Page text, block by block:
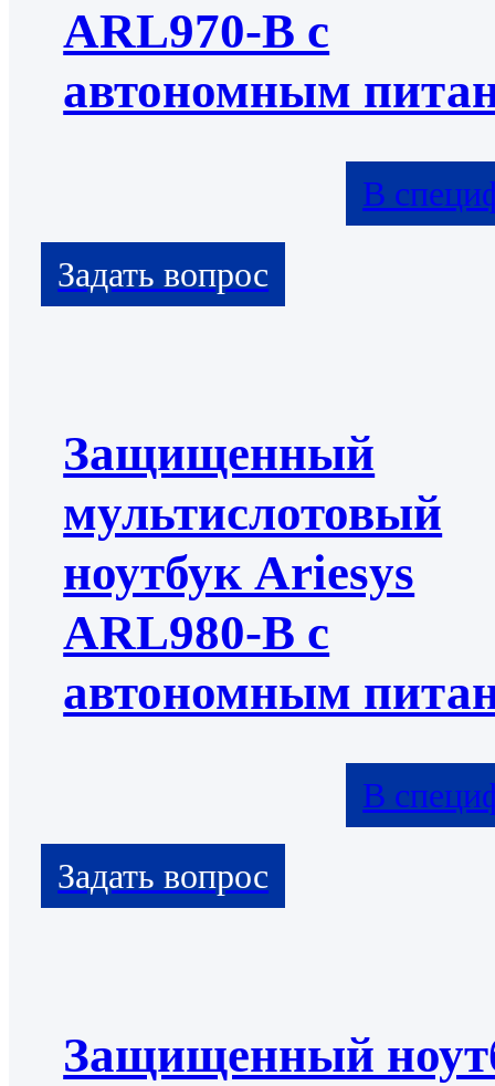
ARL970-B с
автономным
В
Защищенный
мультислотовый
ноутбук Ariesys
ARL980-B с
автономным
В
Защищенный